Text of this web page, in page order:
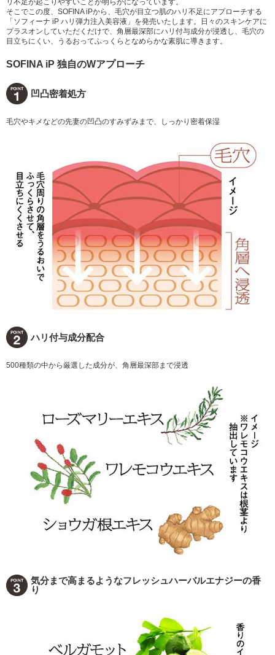
リ不足が起こりやすいことが明らかになっています。
そこでこの度、SOFINA iPから、毛穴が目立つ肌のハリ不足にアプローチする
「ソフィーナ iP ハリ弾力注入美容液」を発売いたします。日々のスキンケアに
プラスオンしていただくだけで、角層最深部にハリ付与成分が浸透し、毛穴の
目立ちにくい、うるおってふっくらとなめらかな素肌に導きます。
SOFINA iP 独自のWアプローチ
凹凸密着処方
毛穴やキメなどの先妻の凹凸のすみずみまで、しっかり密着保湿
ハリ付与成分配合
500種類の中から厳選した成分が、角層最深部まで浸透
気分まで高まるようなフレッシュハーバルエナジーの香
り